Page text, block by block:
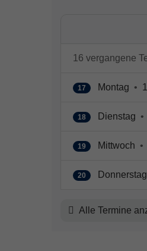
16 vergangene
17 Montag •
18 Dienstag •
19 Mittwoch •
20 Donnerstag
Alle Termine